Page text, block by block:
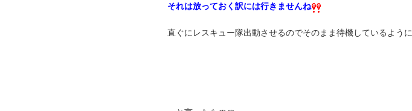
それは放っておく訳には行きませんね
直ぐにレスキュー隊出動させるのでそのまま待機しているように